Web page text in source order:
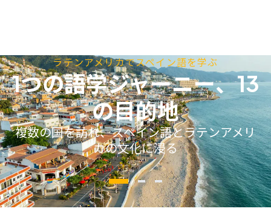
ラテンアメリカでスペイン語を学ぶ
1つの語学ジャーニー、13
の目的地
複数の国を訪れ、スペイン語とラテンアメリ
カの文化に浸る